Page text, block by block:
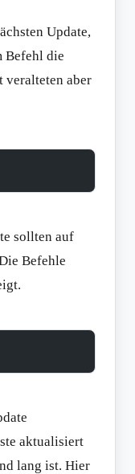
Update,
Befehl die
veralteten aber
sollten auf
Befehle
aktualisiert
lang ist. Hier